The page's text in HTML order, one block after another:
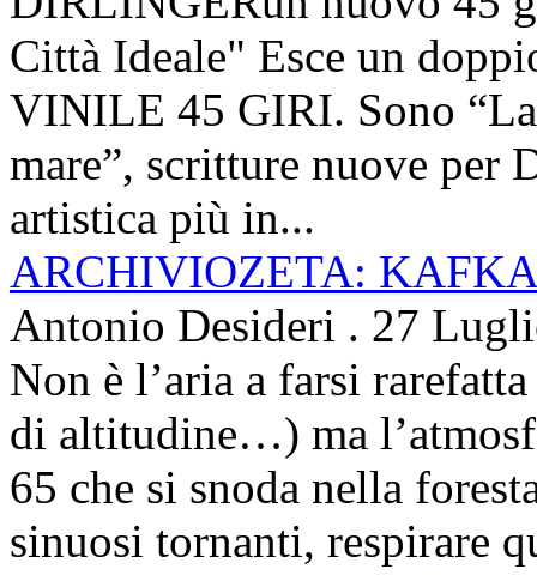
Città Ideale" Esce un
VINILE 45 GIRI. Sono
mare”, scritture nuove per
artistica più in...
ARCHIVIOZETA:
Antonio Desideri . 27
Non è l’aria a farsi
di altitudine…) ma
65 che si snoda nella
sinuosi tornanti, respirare